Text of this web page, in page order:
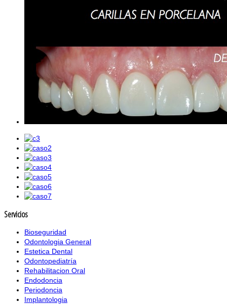
Servicios
Bioseguridad
Odontologia General
Estetica Dental
Odontopediatría
Rehabilitacion Oral
Endodoncia
Periodoncia
Implantologia